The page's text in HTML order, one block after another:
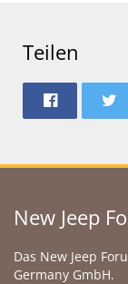
Teilen
New Jeep
Das New Jeep
Germany GmbH.